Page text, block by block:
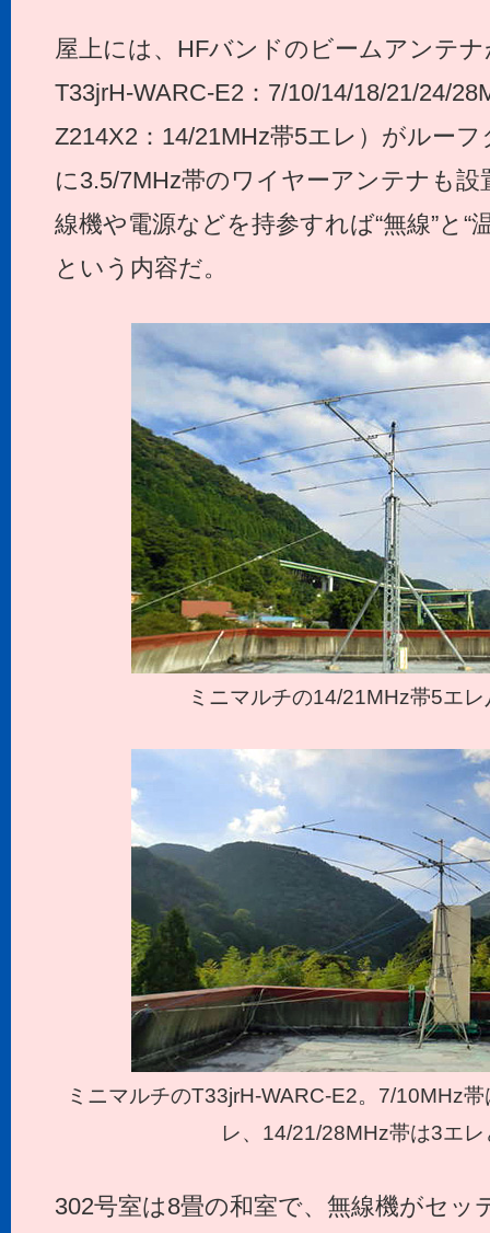
屋上には、HFバンドのビームアンテ
T33jrH-WARC-E2：7/10/14/18/21/24/
Z214X2：14/21MHz帯5エレ）がルー
に3.5/7MHz帯のワイヤーアンテナも
線機や電源などを持参すれば“無線”と“
という内容だ。
ミニマルチの14/21MHz帯5エ
ミニマルチのT33jrH-WARC-E2。7/10MHz
レ、14/21/28MHz帯は3エ
302号室は8畳の和室で、無線機がセ